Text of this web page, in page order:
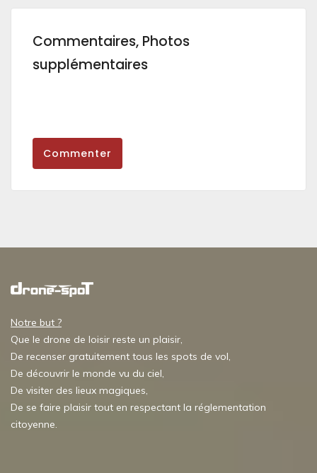
Commentaires, Photos
supplémentaires
Commenter
Notre but ?
Que le drone de loisir reste un plaisir,
De recenser gratuitement tous les spots de vol,
De découvrir le monde vu du ciel,
De visiter des lieux magiques,
De se faire plaisir tout en respectant la réglementation
citoyenne.